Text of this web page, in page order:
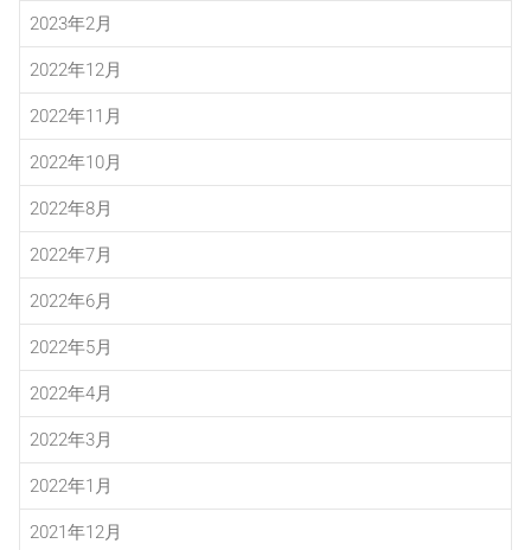
2023年2月
2022年12月
2022年11月
2022年10月
2022年8月
2022年7月
2022年6月
2022年5月
2022年4月
2022年3月
2022年1月
2021年12月